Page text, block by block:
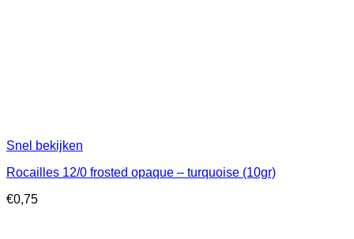
Snel bekijken
Rocailles 12/0 frosted opaque – turquoise (10gr)
€0,75